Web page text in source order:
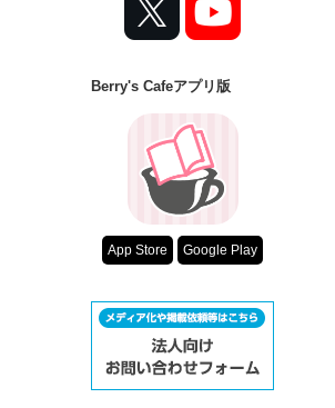
Berry's Cafeアプリ版
App Store Google Play